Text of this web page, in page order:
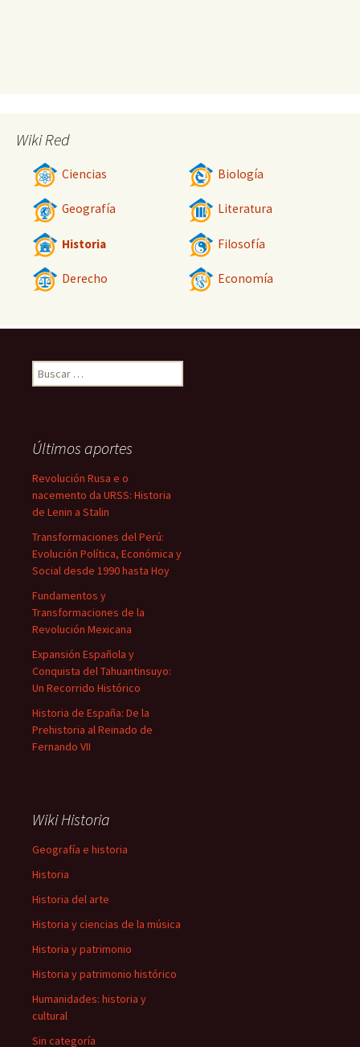
Wiki Red
Ciencias Biología
Geografía Literatura
Historia Filosofía
Derecho Economía
Buscar:
Últimos aportes
Revolución Rusa e o
nacemento da URSS: Historia
de Lenin a Stalin
Transformaciones del Perú:
Evolución Política, Económica y
Social desde 1990 hasta Hoy
Fundamentos y
Transformaciones de la
Revolución Mexicana
Expansión Española y
Conquista del Tahuantinsuyo:
Un Recorrido Histórico
Historia de España: De la
Prehistoria al Reinado de
Fernando VII
Wiki Historia
Geografía e historia
Historia
Historia del arte
Historia y ciencias de la música
Historia y patrimonio
Historia y patrimonio histórico
Humanidades: historia y
cultural
Sin categoría